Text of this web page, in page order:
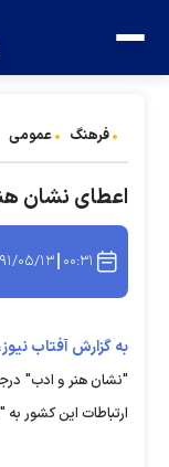
فرهنگ عمومی
اعطای نشان
۰۰:۳۱ ۱۳۹۱/
به گزارش آفتاب
"نشان هنر و ادب"
ارتباطات این کشور